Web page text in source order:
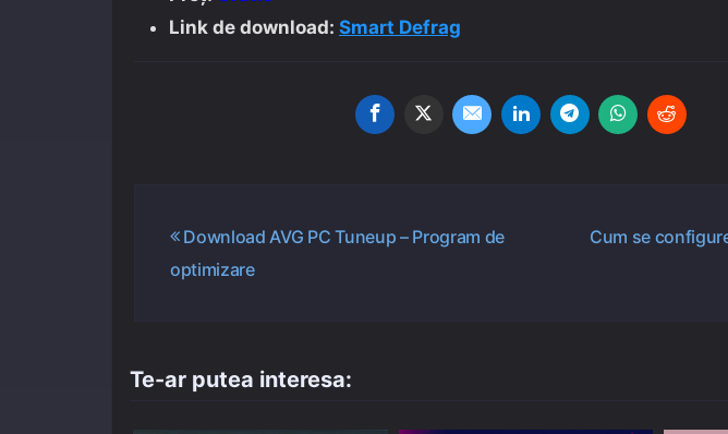
Link de download: Smart Defrag
Navigare
Download AVG PC Tuneup – Program de
optimizare
Cum se
Te-ar putea interesa: